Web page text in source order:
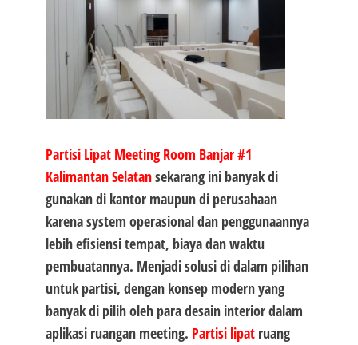
Partisi Lipat Meeting Room Banjar #1
Kalimantan Selatansekarang ini banyak di
gunakan di kantor maupun di perusahaan
karena system operasional dan penggunaannya
lebih efisiensi tempat, biaya dan waktu
pembuatannya. Menjadi solusi di dalam pilihan
untuk partisi, dengan konsep modern yang
banyak di pilih oleh para desain interior dalam
aplikasi ruangan meeting. Partisi lipatruang